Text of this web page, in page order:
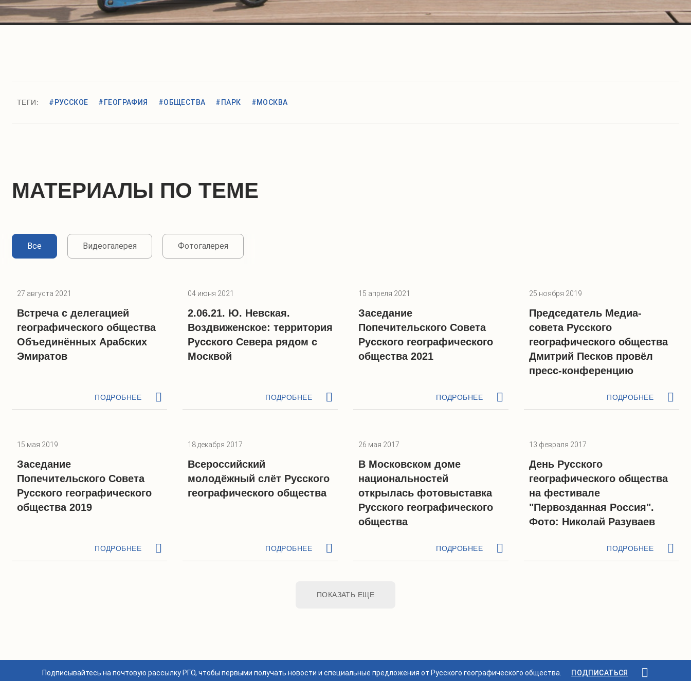
ТЕГИ: #РУССКОЕ #ГЕОГРАФИЯ #ОБЩЕСТВА #ПАРК #МОСКВА
МАТЕРИАЛЫ ПО ТЕМЕ
Все Видеогалерея Фотогалерея
27 августа 2021
Встреча с делегацией
географического общества
Объединённых Арабских
Эмиратов
ПОДРОБНЕЕ
04 июня 2021
2.06.21. Ю. Невская.
Воздвиженское: территория
Русского Севера рядом с
Москвой
ПОДРОБНЕЕ
15 апреля 2021
Заседание
Попечительского Совета
Русского географического
общества 2021
ПОДРОБНЕЕ
25 ноября 2019
Председатель Медиа-
совета Русского
географического общества
Дмитрий Песков провёл
пресс-конференцию
ПОДРОБНЕЕ
15 мая 2019
Заседание
Попечительского Совета
Русского географического
общества 2019
ПОДРОБНЕЕ
18 декабря 2017
Всероссийский
молодёжный слёт Русского
географического общества
ПОДРОБНЕЕ
26 мая 2017
В Московском доме
национальностей
открылась фотовыставка
Русского географического
общества
ПОДРОБНЕЕ
13 февраля 2017
День Русского
географического общества
на фестивале
"Первозданная Россия".
Фото: Николай Разуваев
ПОДРОБНЕЕ
ПОКАЗАТЬ ЕЩЕ
Подписывайтесь на почтовую рассылку РГО, чтобы первыми получать новости и специальные предложения от Русского географического общества. ПОДПИСАТЬСЯ